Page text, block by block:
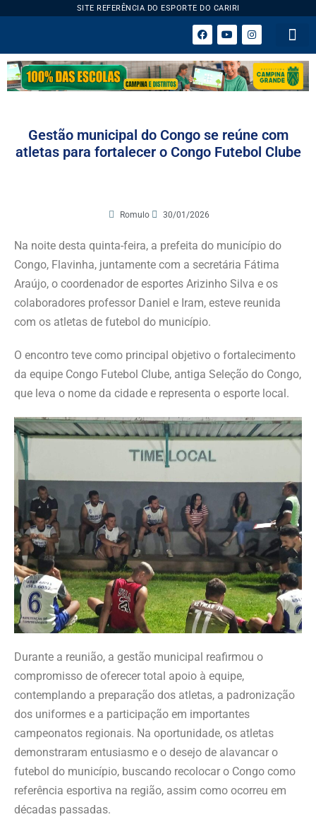
SITE REFERÊNCIA DO ESPORTE DO CARIRI
Gestão municipal do Congo se reúne com
atletas para fortalecer o Congo Futebol Clube
Romulo 30/01/2026
Na noite desta quinta-feira, a prefeita do município do
Congo, Flavinha, juntamente com a secretária Fátima
Araújo, o coordenador de esportes Arizinho Silva e os
colaboradores professor Daniel e Iram, esteve reunida
com os atletas de futebol do município.
O encontro teve como principal objetivo o fortalecimento
da equipe Congo Futebol Clube, antiga Seleção do Congo,
que leva o nome da cidade e representa o esporte local.
Durante a reunião, a gestão municipal reafirmou o
compromisso de oferecer total apoio à equipe,
contemplando a preparação dos atletas, a padronização
dos uniformes e a participação em importantes
campeonatos regionais. Na oportunidade, os atletas
demonstraram entusiasmo e o desejo de alavancar o
futebol do município, buscando recolocar o Congo como
referência esportiva na região, assim como ocorreu em
décadas passadas.